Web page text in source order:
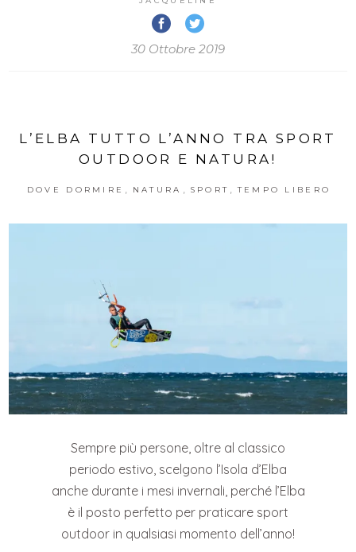
30 Ottobre 2019
L’ELBA TUTTO L’ANNO TRA SPORT
OUTDOOR E NATURA!
DOVE DORMIRE NATURA SPORT TEMPO LIBERO
Sempre più persone, oltre al classico
periodo estivo, scelgono l’Isola d’Elba
anche durante i mesi invernali, perché l’Elba
è il posto perfetto per praticare sport
outdoor in qualsiasi momento dell’anno!